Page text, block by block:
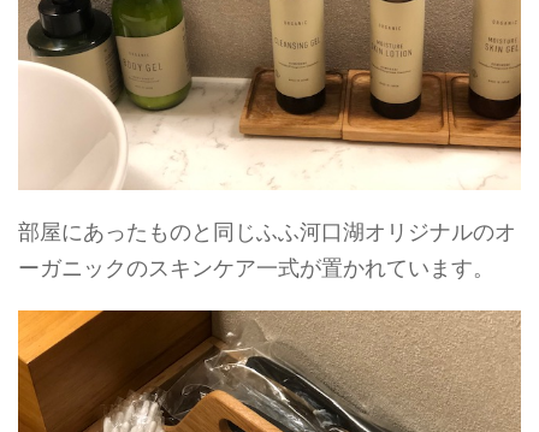
部屋にあったものと同じふふ河口湖オリジナルのオ
ーガニックのスキンケア一式が置かれています。